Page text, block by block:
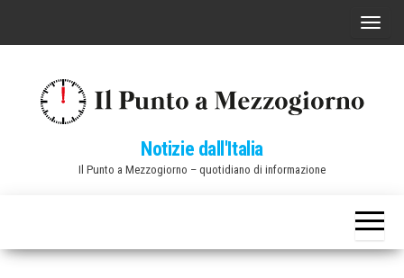
C
a
v
Notizie dall'Italia
Il Punto a Mezzogiorno – quotidiano di informazione